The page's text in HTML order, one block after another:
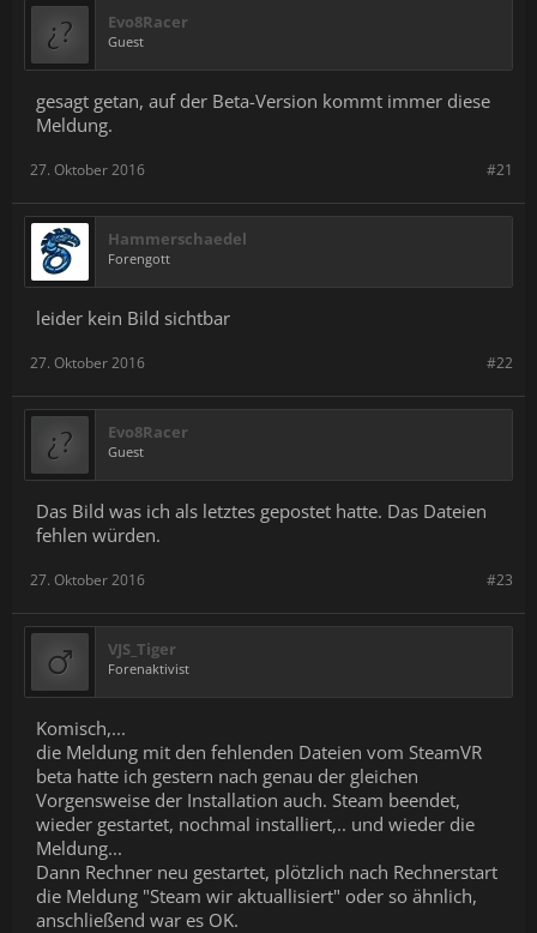
Evo8Racer
Guest
gesagt getan, auf der Beta-Version kommt immer diese
Meldung.
#21
27. Oktober 2016
Hammerschaedel
Forengott
leider kein Bild sichtbar
#22
27. Oktober 2016
Evo8Racer
Guest
Das Bild was ich als letztes gepostet hatte. Das Dateien
fehlen würden.
#23
27. Oktober 2016
VJS_Tiger
Forenaktivist
Komisch,...
die Meldung mit den fehlenden Dateien vom SteamVR
beta hatte ich gestern nach genau der gleichen
Vorgensweise der Installation auch. Steam beendet,
wieder gestartet, nochmal installiert,.. und wieder die
Meldung...
Dann Rechner neu gestartet, plötzlich nach Rechnerstart
die Meldung "Steam wir aktuallisiert" oder so ähnlich,
anschließend war es OK.